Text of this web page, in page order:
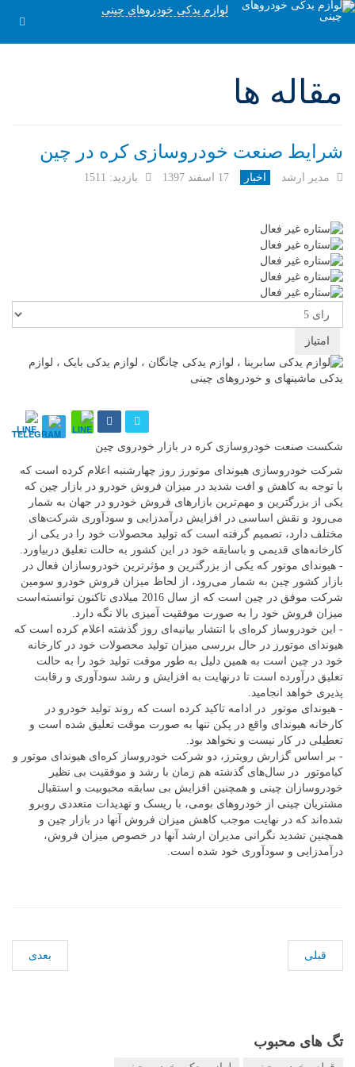
لوازم یدکی خودروهای چینی
مقاله ها
شرایط صنعت خودروسازی کره در چین
مدیر ارشد اخبار 17 اسفند 1397 بازدید: 1511
لطفا
رای
دهید
شکست صنعت خودروسازی کره در بازار خودروی چین
شرکت خودروسازی هیوندای موتورز روز چهارشنبه اعلام کرده است که
با توجه به کاهش و افت شدید در میزان فروش خودرو در بازار چین که
یکی از بزرگترین و مهم‌ترین بازارهای فروش خودرو در جهان به شمار
می‌رود و نقش اساسی در افزایش درآمدزایی و سودآوری شرکت‌های
مختلف دارد، تصمیم گرفته است که تولید محصولات خود را در یکی از
کارخانه‌های قدیمی و باسابقه خود در این کشور به حالت تعلیق دربیاورد.
- هیوندای موتور که یکی از بزرگترین و مؤثرترین خودروسازان فعال در
بازار کشور چین به شمار می‌رود، از لحاظ میزان فروش خودرو سومین
شرکت موفق در چین است که از سال 2016 میلادی تاکنون توانسته‌است
میزان فروش خود را به صورت موفقیت آمیزی بالا نگه دارد.
- این خودروساز کره‌ای با انتشار بیانیه‌ای روز گذشته اعلام کرده است که
هیوندای موتورز در حال بررسی میزان تولید محصولات خود در کارخانه
خود در چین است به همین دلیل به طور موقت تولید خود را به حالت
تعلیق درآورده است تا درنهایت به افزایش و رشد سودآوری و رقابت
پذیری خواهد انجامید.
- هیوندای موتور در ادامه تاکید کرده است که روند تولید خودرو در
کارخانه هیوندای واقع در پکن تنها به صورت موقت تعلیق شده است و
تعطیلی در کار نیست و نخواهد بود.
- بر اساس گزارش رویترز، دو شرکت خودروساز کره‌ای هیوندای موتور و
کیاموتور در سال‌های گذشته هم زمان با رشد و موفقیت بی نظیر
خودروسازان چینی و همچنین افزایش بی سابقه محبوبیت و استقبال
مشتریان چینی از خودروهای بومی، با ریسک و تهدیدات متعددی روبرو
شده‌اند که در نهایت موجب کاهش میزان فروش آنها در بازار چین و
همچنین تشدید نگرانی مدیران ارشد آنها در خصوص میزان فروش،
درآمدزایی و سودآوری خود شده است.
قبلی بعدی
تگ های محبوب